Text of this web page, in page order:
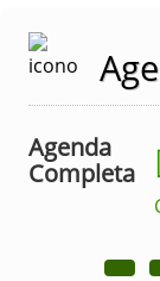
Agenda
Completa